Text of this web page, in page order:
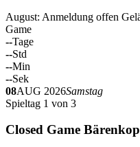
August: Anmeldung offen
Game
--Tage
--Std
--Min
--Sek
08AUG 2026Samstag
Spieltag 1 von 3
Closed Game